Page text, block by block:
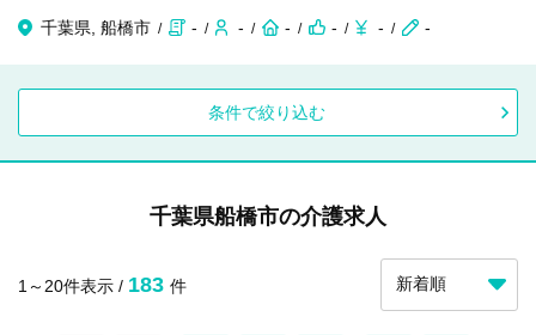
千葉県, 船橋市 - - - - - -
条件で絞り込む
千葉県船橋市の介護求人
1～20件表示 / 183 件